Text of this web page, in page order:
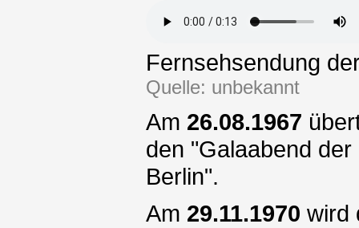
Fernsehsendung
Quelle: unbekannt
Am 26.08.1967
den "Galaabend
Berlin".
Am 29.11.1970 wird